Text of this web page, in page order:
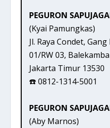
PEGURON
(Kyai Pamungkas)
Jl. Raya Condet,
01/RW 03,
Jakarta Timur 13530
☎️ 0812-1314-5001
PEGURON
(Aby Marnos)